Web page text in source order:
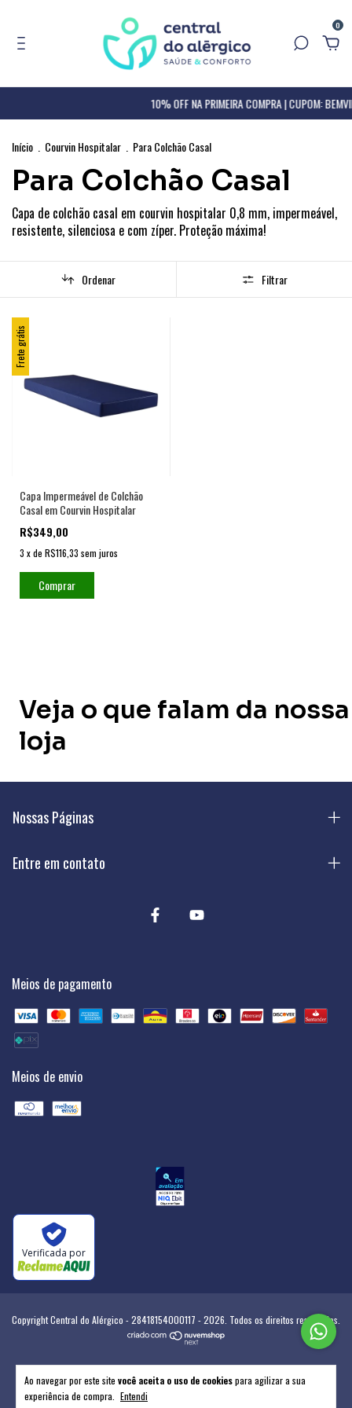
0
10% OFF NA PRIMEIRA COMPRA | CUPOM:
Ao navegar por este site você aceita o uso de cookiespara agilizar a sua
experiência de compra.
Entendi
Início Courvin Hospitalar Para Colchão Casal
Para Colchão Casal
Capa de colchão casal em courvin hospitalar 0,8 mm, impermeável,
resistente, silenciosa e com zíper. Proteção máxima!
Ordenar Filtrar
Frete grátis
Capa Impermeável de Colchão
Casal em Courvin Hospitalar
R$349,00
3 xde R$116,33 sem juros
Comprar
Veja o que falam da nossa
loja
Nossas Páginas
Entre em contato
Meios de pagamento
Meios de envio
Verificada por
Copyright Central do Alérgico - 28418154000117 - 2026. Todos os direitos reservados.